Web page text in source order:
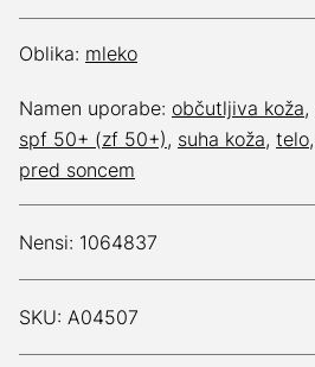
Oblika: mleko
Namen uporabe: občutljiva koža,
spf 50+ (zf 50+), suha koža, telo,
pred soncem
Nensi: 1064837
SKU: A04507